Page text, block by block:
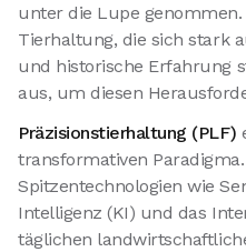
unter die Lupe
Tierhaltung, die sich stark
und historische Erfahrung
aus, um diesen
Präzisionstierhaltung (PLF)
transformativen
Spitzentechnologien wie
Intelligenz (KI) und das
täglichen